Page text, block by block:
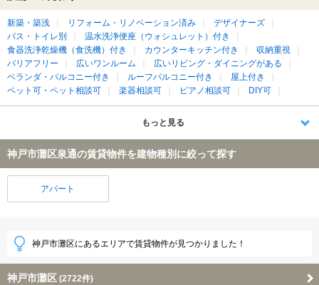
新築・築浅 リフォーム・リノベーション済み
デザイナーズ
バス・トイレ別
温水洗浄便座（ウォシュレット）付き
食器洗浄乾燥機（食洗機）付き
カウンターキッチン付き
収納重視
バリアフリー
広いワンルーム
広いリビング・ダイニングがある
ベランダ・バルコニー付き
ルーフバルコニー付き
屋上付き
ペット可・ペット相談可
楽器相談可 ピアノ相談可 DIY可
もっと見る
神戸市灘区泉通の賃貸物件を建物種別に絞って探す
アパート
神戸市灘区にあるエリアで賃貸物件が見つかりました！
神戸市灘区 (2722件)